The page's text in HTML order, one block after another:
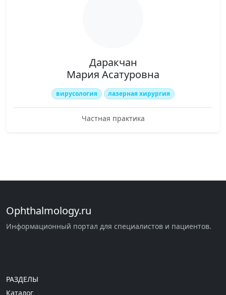
Даракчан
Мария Асатуровна
вирусология лазерная хирургия
Частная практика
Ophthalmology.ru
Информационный портал для специалистов и пациентов.
РАЗДЕЛЫ
Каталог